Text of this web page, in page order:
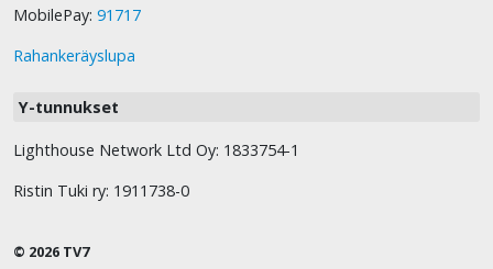
MobilePay: 91717
Rahankeräyslupa
Y-tunnukset
Lighthouse Network Ltd Oy: 1833754-1
Ristin Tuki ry: 1911738-0
© 2026 TV7